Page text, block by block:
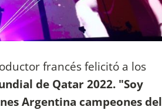
francés felicitó a los
de Qatar 2022. "Soy
Argentina campeones del